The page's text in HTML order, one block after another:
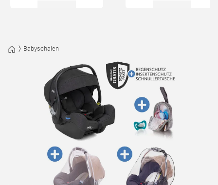
Babyschalen